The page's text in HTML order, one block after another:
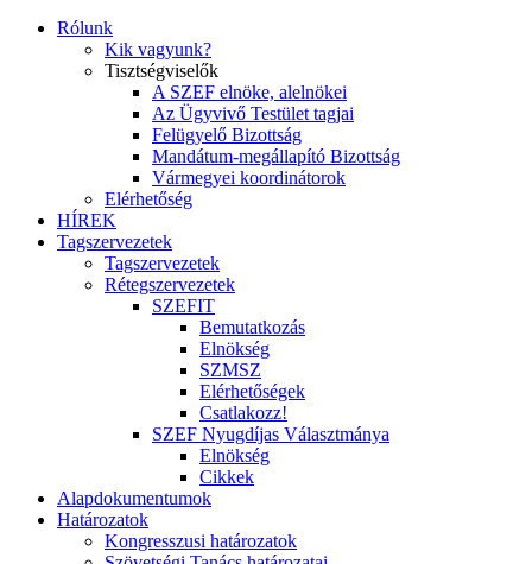
Rólunk
Kik vagyunk?
Tisztségviselők
A SZEF elnöke, alelnökei
Az Ügyvivő Testület tagjai
Felügyelő Bizottság
Mandátum-megállapító Bizottság
Vármegyei koordinátorok
Elérhetőség
HÍREK
Tagszervezetek
Tagszervezetek
Rétegszervezetek
SZEFIT
Bemutatkozás
Elnökség
SZMSZ
Elérhetőségek
Csatlakozz!
SZEF Nyugdíjas Választmánya
Elnökség
Cikkek
Alapdokumentumok
Határozatok
Kongresszusi határozatok